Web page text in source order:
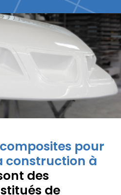
pour
construction à
des
de